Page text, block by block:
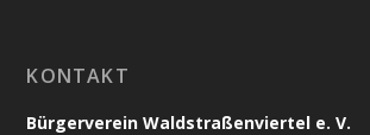
KONTAKT
Bürgerverein Waldstraßenviertel e. V.